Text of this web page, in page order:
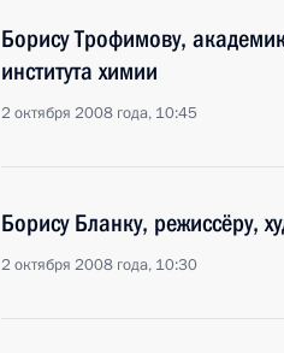
Борису Трофимову,
института химии
2 октября 2008 года, 10:45
Борису Бланку, режиссёру,
2 октября 2008 года, 10:30